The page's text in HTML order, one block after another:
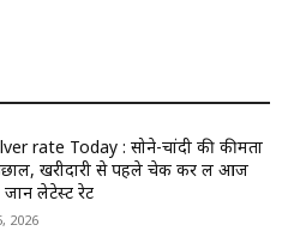
rate Today : सोने-चांदी की कीमतों
खरीदारी से पहले चेक कर लें आज
लेटेस्ट रेट
2026